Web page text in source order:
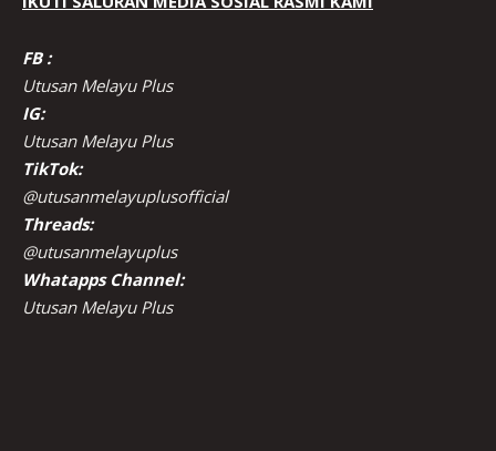
FB :
Utusan Melayu Plus
IG:
Utusan Melayu Plus
TikTok:
@utusanmelayuplusofficial
Threads:
@utusanmelayuplus
Whatapps Channel:
Utusan Melayu Plus